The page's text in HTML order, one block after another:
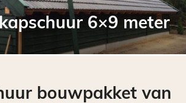
6×9 meter
bouwpakket van